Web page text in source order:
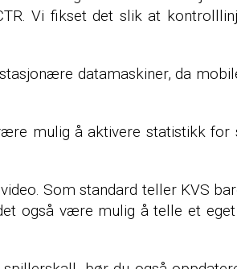
Vi fikset det slik at
datamaskiner, da
mulig å aktivere statistikk for
Som standard teller KVS
også være mulig å telle et